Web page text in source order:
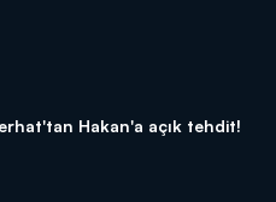
Hakan'a açık tehdit!